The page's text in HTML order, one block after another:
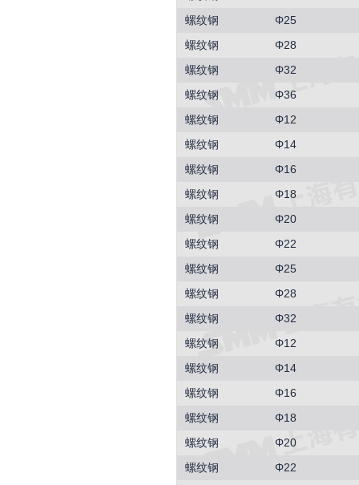
螺纹钢
Φ25
螺纹钢
Φ28
螺纹钢
Φ32
螺纹钢
Φ36
螺纹钢
Φ12
螺纹钢
Φ14
螺纹钢
Φ16
螺纹钢
Φ18
螺纹钢
Φ20
螺纹钢
Φ22
螺纹钢
Φ25
螺纹钢
Φ28
螺纹钢
Φ32
螺纹钢
Φ12
螺纹钢
Φ14
螺纹钢
Φ16
螺纹钢
Φ18
螺纹钢
Φ20
螺纹钢
Φ22